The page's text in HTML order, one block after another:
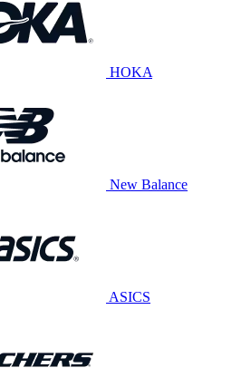
HOKA
New Balance
ASICS